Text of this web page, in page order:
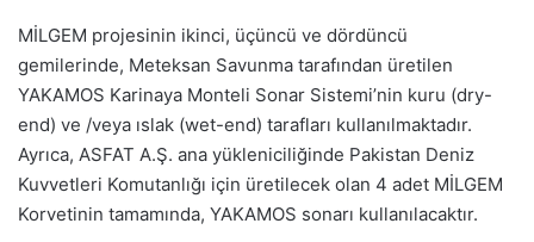
MİLGEM projesinin ikinci, üçüncü ve dördüncü
gemilerinde, Meteksan Savunma tarafından üretilen
YAKAMOS Karinaya Monteli Sonar Sistemi’nin kuru (dry-
end) ve /veya ıslak (wet-end) tarafları kullanılmaktadır.
Ayrıca, ASFAT A.Ş. ana yükleniciliğinde Pakistan Deniz
Kuvvetleri Komutanlığı için üretilecek olan 4 adet MİLGEM
Korvetinin tamamında, YAKAMOS sonarı kullanılacaktır.